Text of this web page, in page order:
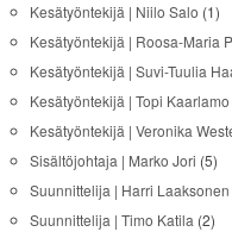
Kesätyöntekijä | Niilo Salo (1)
Kesätyöntekijä | Roosa-Maria
Kesätyöntekijä | Suvi-Tuulia
Kesätyöntekijä | Topi Kaarlamo
Kesätyöntekijä | Veronika
Sisältöjohtaja | Marko Jori (5)
Suunnittelija | Harri Laaksonen
Suunnittelija | Timo Katila (2)